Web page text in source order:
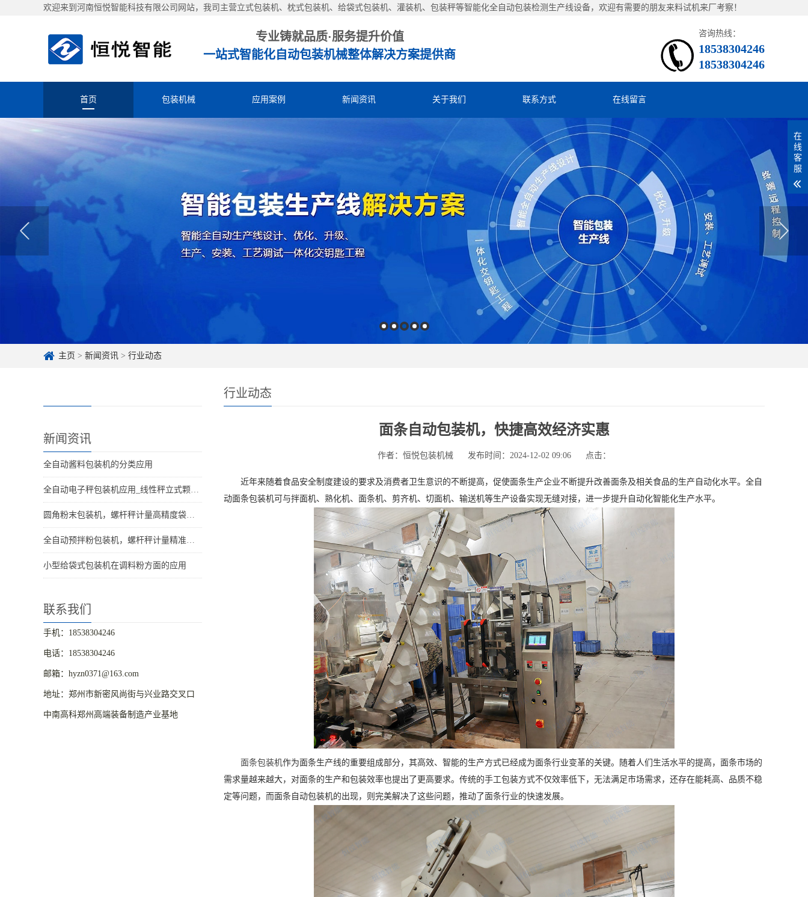
欢迎来到河南恒悦智能科技有限公司网站，我司主营立式包装机、枕式包装机、给袋式包装机、灌装机、包装秤等智能化全自动包装检测生产线设备，欢迎有需要的朋友来料试机来厂考察！
专业铸就品质·服务提升价值
一站式智能化自动包装机械整体解决方案提供商
咨询热线：
18538304246
18538304246
首页 包装机械 应用案例 新闻资讯 关于我们 联系方式 在线留言
主页 > 新闻资讯 > 行业动态
新闻资讯
全自动酱料包装机的分类应用
全自动电子秤包装机应用_线性秤立式颗粒分装设备适用行业
圆角粉末包装机，螺杆秤计量高精度袋型更美观
全自动预拌粉包装机，螺杆秤计量精准粉体包装设备
小型给袋式包装机在调料粉方面的应用
联系我们
手机：18538304246
电话：18538304246
邮箱：hyzn0371@163.com
地址：郑州市新密风尚街与兴业路交叉口
中南高科郑州高端装备制造产业基地
行业动态
面条自动包装机，快捷高效经济实惠
作者：恒悦包装机械 发布时间：2024-12-02 09:06 点击：
近年来随着食品安全制度建设的要求及消费者卫生意识的不断提高，促使面条生产企业不断提升改善面条及相关食品的生产自动化水平。全自
动面条包装机可与拌面机、熟化机、面条机、剪齐机、切面机、输送机等生产设备实现无缝对接，进一步提升自动化智能化生产水平。
面条包装机作为面条生产线的重要组成部分，其高效、智能的生产方式已经成为面条行业变革的关键。随着人们生活水平的提高，面条市场的
需求量越来越大，对面条的生产和包装效率也提出了更高要求。传统的手工包装方式不仅效率低下，无法满足市场需求，还存在能耗高、品质不稳
定等问题，而面条自动包装机的出现，则完美解决了这些问题，推动了面条行业的快速发展。
在
线
客
服